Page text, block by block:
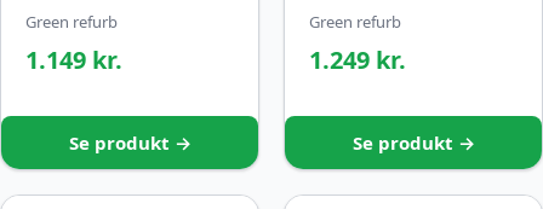
Green refurb
1.149 kr.
Se produkt →
Green refurb
1.249 kr.
Se produkt →